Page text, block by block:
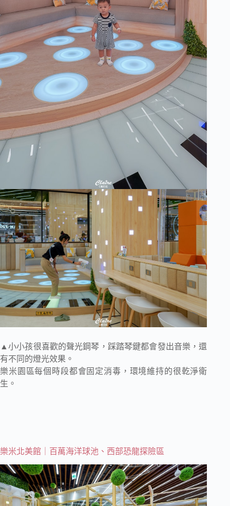
▲小小孩很喜歡的聲光鋼琴，踩踏琴鍵都會發出音樂，還
有不同的燈光效果。
樂米園區每個時段都會固定消毒，環境維持的很乾淨衛
生。
樂米北美館｜百萬海洋球池、西部恐龍探險區